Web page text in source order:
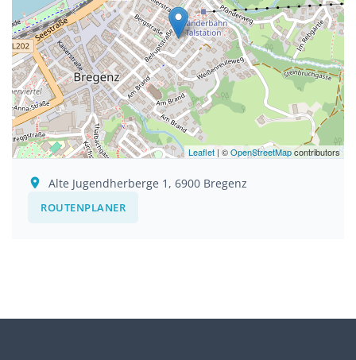
Leaflet | ©OpenStreetMapcontributors
Alte Jugendherberge 1, 6900 Bregenz
ROUTENPLANER